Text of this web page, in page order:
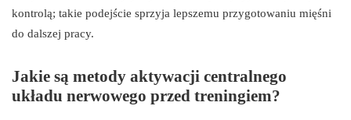
kontrolą; takie podejście sprzyja lepszemu przygotowaniu mięśni
do dalszej pracy.
Jakie są metody aktywacji centralnego
układu nerwowego przed treningiem?